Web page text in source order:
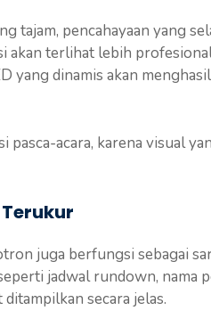
tajam, pencahayaan yang
terlihat lebih
yang dinamis akan
acara, karena visual
juga berfungsi sebagai
jadwal rundown, nama
secara jelas.